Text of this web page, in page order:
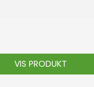
VIS PRODUKT